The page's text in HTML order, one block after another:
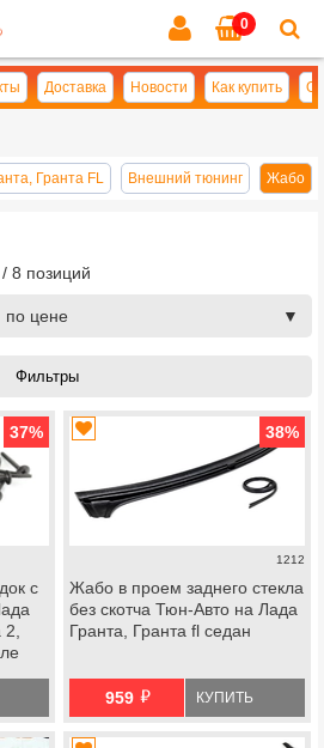
0
Доставка Новости Как купить
Гранта FL Внешний тюнинг Жабо
/ 8 позиций
по цене
37%
с
38%
1212
Жабо в проем заднего стекла
без скотча Тюн-Авто на Лада
Гранта, Гранта fl седан
959 й КУПИТЬ